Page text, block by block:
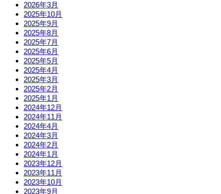
2026年3月
2025年10月
2025年9月
2025年8月
2025年7月
2025年6月
2025年5月
2025年4月
2025年3月
2025年2月
2025年1月
2024年12月
2024年11月
2024年4月
2024年3月
2024年2月
2024年1月
2023年12月
2023年11月
2023年10月
2023年9月